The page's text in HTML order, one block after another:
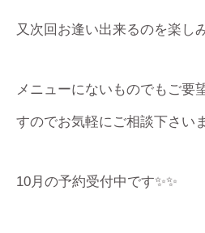
又次回お逢い出来るのを楽し
メニューにないものでもご要
すのでお気軽にご相談下さい
10月の予約受付中です✨✨